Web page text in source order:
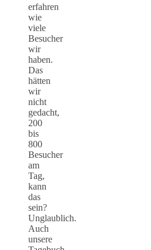
erfahren
wie
viele
Besucher
wir
haben.
Das
hätten
wir
nicht
gedacht,
200
bis
800
Besucher
am
Tag,
kann
das
sein?
Unglaublich.
Auch
unsere